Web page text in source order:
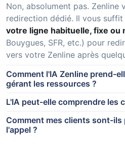
Non, absolument pas. Zenline
redirection dédié. Il vous
votre ligne habituelle, fixe ou
Bouygues, SFR, etc.) pour
vers votre Zenline après
Comment l'IA Zenline prend-
gérant les ressources ?
L'IA peut-elle comprendre les
Comment mes clients sont-ils
l'appel ?